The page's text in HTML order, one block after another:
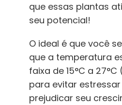
que essas plantas
seu potencial!
O ideal é que você
que a temperatura
faixa de 15°C a 27°C
para evitar
prejudicar seu